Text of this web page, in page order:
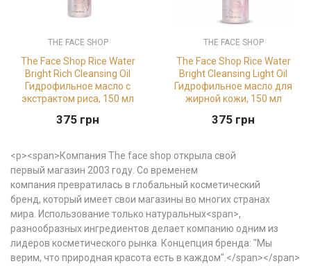
THE FACE SHOP
The Face Shop Rice Water
Bright Rich Cleansing Oil
Гидрофильное масло с
экстрактом риса, 150 мл
375 грн
THE FACE SHOP
The Face Shop Rice Water
Bright Cleansing Light Oil
Гидрофильное масло для
жирной кожи, 150 мл
375 грн
<p><span>Компания The face shop открыла свой
первый магазин 2003 году. Со временем
компания превратилась в глобальный косметический
бренд, который имеет свои магазины во многих странах
мира. Использование только натуральных<span>,
разнообразных ингредиентов делает компанию одним из
лидеров косметического рынка. Концепция бренда: "Мы
верим, что природная красота есть в каждом".</span></span>